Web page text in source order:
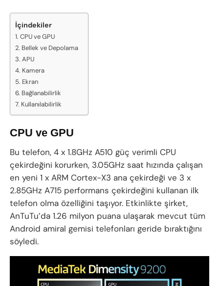
İçindekiler
CPU ve GPU
Bellek ve Depolama
APU
Kamera
Ekran
Bağlanabilirlik
Kullanılabilirlik
CPU ve GPU
Bu telefon, 4 x 1.8GHz A510 güç verimli CPU
çekirdeğini korurken, 3.05GHz saat hızında çalışan
en yeni 1 x ARM Cortex-X3 ana çekirdeği ve 3 x
2.85GHz A715 performans çekirdeğini kullanan ilk
telefon olma özelliğini taşıyor. Etkinlikte şirket,
AnTuTu’da 1.26 milyon puana ulaşarak mevcut tüm
Android amiral gemisi telefonları geride bıraktığını
söyledi.